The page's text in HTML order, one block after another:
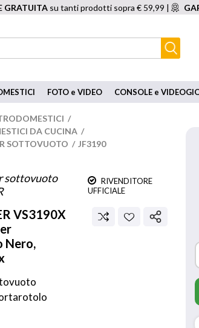
GRATUITA su tanti prodotti sopra € 59,99 |
FOTO e VIDEO CONSOLE e
/
DA CUCINA /
SOTTOVUOTO / JF3190
sottovuoto
RIVENDITORE
UFFICIALE
VS3190X
Nero,